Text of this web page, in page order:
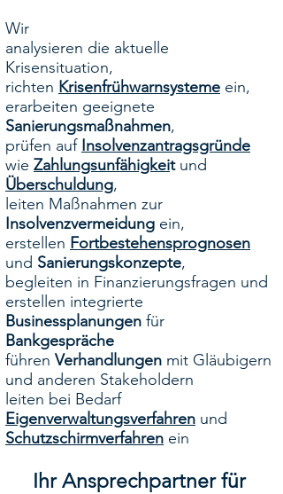
Wir
analysieren die aktuelle
Krisensituation,
richten Krisenfrühwarnsysteme ein,
erarbeiten geeignete
Sanierungsmaßnahmen,
prüfen auf Insolvenzantragsgründe
wie Zahlungsunfähigkeitund
Überschuldung,
leiten Maßnahmen zur
Insolvenzvermeidung ein,
erstellen Fortbestehensprognosen
und Sanierungskonzepte,
begleiten in Finanzierungsfragen und
erstellen integrierte
Businessplanungen für
Bankgespräche
führen Verhandlungen mit Gläubigern
und anderen Stakeholdern
leiten bei Bedarf
Eigenverwaltungsverfahren und
Schutzschirmverfahren ein
Ihr Ansprechpartner für